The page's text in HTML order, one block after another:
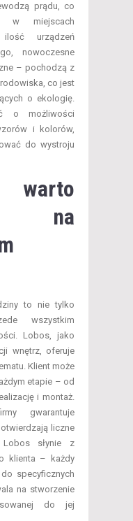
prądu, co
w miejscach
urządzeń
nowoczesne
– pochodzą z
co jest
o ekologię.
o możliwości
i kolorów,
do wystroju
na
to nie tylko
wszystkim
Lobos, jako
wnętrz, oferuje
Klient może
etapie – od
i montaż.
gwarantuje
liczne
słynie z
klienta – każdy
specyficznych
na stworzenie
do jej